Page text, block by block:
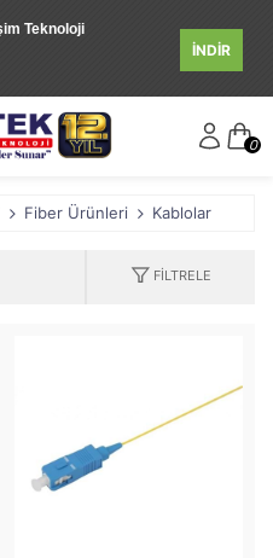
Teknoloji
İNDİR
0
Fiber Ürünleri Kablolar
FILTRELE